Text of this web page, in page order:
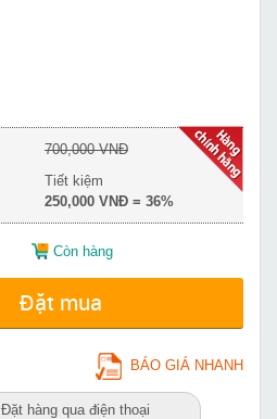
700,000 VNĐ
Tiết kiệm
250,000 VNĐ = 36%
Còn hàng
Đặt mua
BÁO GIÁ NHANH
Đặt hàng qua điện thoại